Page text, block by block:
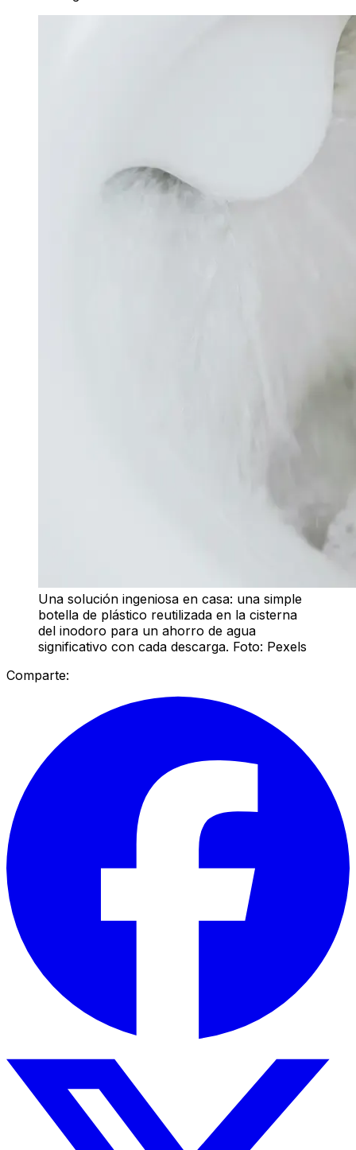
Una solución ingeniosa en casa: una simple
botella de plástico reutilizada en la cisterna
del inodoro para un ahorro de agua
significativo con cada descarga. Foto: Pexels
Comparte: